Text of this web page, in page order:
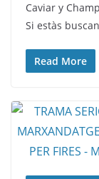
Caviar y
Si estàs
Read More